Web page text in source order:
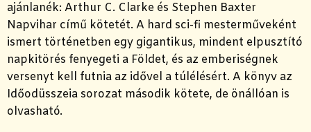
ajánlanék: Arthur C. Clarke és Stephen Baxter
Napvihar című kötetét. A hard sci-fi mesterműveként
ismert történetben egy gigantikus, mindent elpusztító
napkitörés fenyegeti a Földet, és az emberiségnek
versenyt kell futnia az idővel a túlélésért. A könyv az
Időodüsszeia sorozat második kötete, de önállóan is
olvasható.